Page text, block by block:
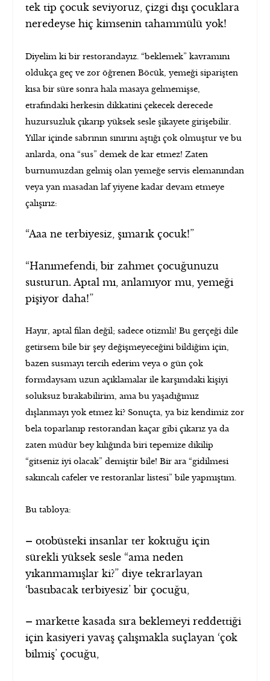
tek tip çocuk seviyoruz, çizgi dışı çocuklara
neredeyse hiç kimsenin tahammülü yok!
Diyelim ki bir restorandayız. “beklemek” kavramını
oldukça geç ve zor öğrenen Böcük, yemeği siparişten
kısa bir süre sonra hala masaya gelmemişse,
etrafındaki herkesin dikkatini çekecek derecede
huzursuzluk çıkarıp yüksek sesle şikayete girişebilir.
Yıllar içinde sabrının sınırını aştığı çok olmuştur ve bu
anlarda, ona “sus” demek de kar etmez! Zaten
burnumuzdan gelmiş olan yemeğe servis elemanından
veya yan masadan laf yiyene kadar devam etmeye
çalışırız:
“Aaa ne terbiyesiz, şımarık çocuk!”
“Hanımefendi, bir zahmet çocuğunuzu
susturun. Aptal mı, anlamıyor mu, yemeği
pişiyor daha!”
Hayır, aptal filan değil; sadece otizmli! Bu gerçeği dile
getirsem bile bir şey değişmeyeceğini bildiğim için,
bazen susmayı tercih ederim veya o gün çok
formdaysam uzun açıklamalar ile karşımdaki kişiyi
soluksuz bırakabilirim, ama bu yaşadığımız
dışlanmayı yok etmez ki? Sonuçta, ya biz kendimiz zor
bela toparlanıp restorandan kaçar gibi çıkarız ya da
zaten müdür bey kılığında biri tepemize dikilip
“gitseniz iyi olacak” demiştir bile! Bir ara “gidilmesi
sakıncalı cafeler ve restoranlar listesi” bile yapmıştım.
Bu tabloya:
–otobüsteki insanlar ter koktuğu için
sürekli yüksek sesle “ama neden
yıkanmamışlar ki?” diye tekrarlayan
‘bastıbacak terbiyesiz’ bir çocuğu,
–markette kasada sıra beklemeyi reddettiği
için kasiyeri yavaş çalışmakla suçlayan ‘çok
bilmiş’ çocuğu,